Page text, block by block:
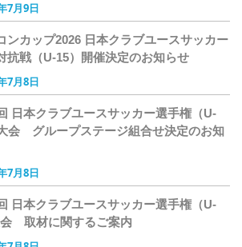
7月9日
ンカップ2026 日本クラブユースサッカー
抗戦（U-15）開催決定のお知らせ
7月8日
日本クラブユースサッカー選手権（U-
会 グループステージ組合せ決定のお知
7月8日
日本クラブユースサッカー選手権（U-
取材に関するご案内